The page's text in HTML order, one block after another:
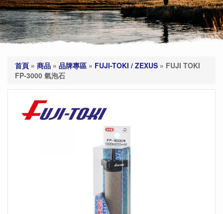
首頁 » 商品 » 品牌專區 » FUJI-TOKI / ZEXUS » FUJI TOKI
FP-3000 氣泡石